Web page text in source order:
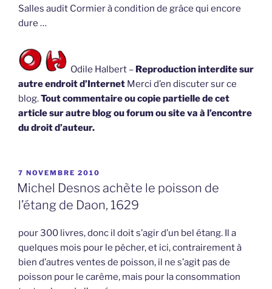
Salles audit Cormier à condition de grâce qui encore
dure …
Odile Halbert – Reproduction interdite sur
autre endroit d’Internet Merci d’en discuter sur ce
blog.Tout commentaire ou copie partielle de cet
article sur autre blog ou forum ou site va à l’encontre
du droit d’auteur.
PUBLIÉ
LE
7 NOVEMBRE 2010
Michel Desnos achète le poisson de
l’étang de Daon, 1629
pour 300 livres, donc il doit s’agir d’un bel étang. Il a
quelques mois pour le pêcher, et ici, contrairement à
bien d’autres ventes de poisson, il ne s’agit pas de
poisson pour le carême, mais pour la consommation